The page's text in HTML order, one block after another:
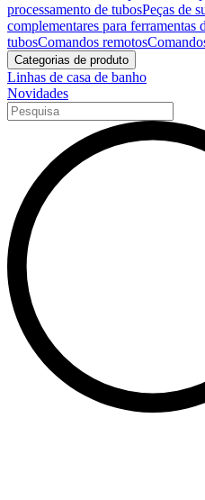
processamento de tubosPeças de
complementares para ferramentas
tubosComandos remotos
Categorias de produto
Linhas de casa de banho
Novidades